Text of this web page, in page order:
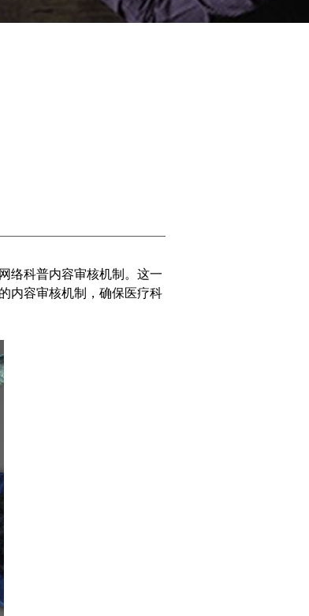
络科普内容审核机制。这一
内容审核机制，确保医疗科